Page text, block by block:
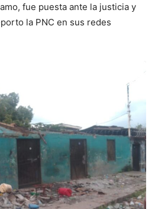
fue puesta ante la justicia y
la PNC en sus redes